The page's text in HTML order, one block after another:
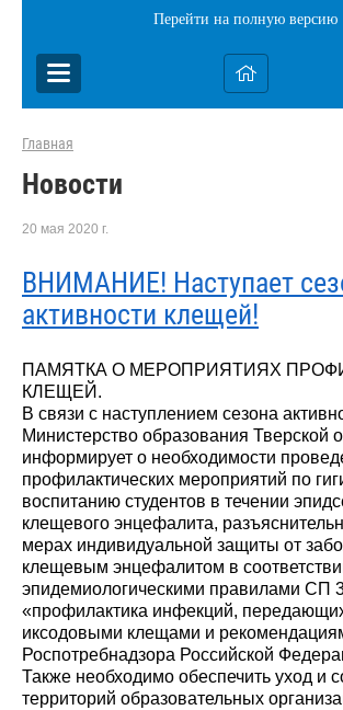
Перейти на полную версию
Главная
Новости
20 мая 2020 г.
ВНИМАНИЕ! Наступает
активности клещей!
ПАМЯТКА О МЕРОПРИЯТИЯХ
КЛЕЩЕЙ.
В связи с наступлением сезона
Министерство образования Тверской
информирует о необходимости
профилактических мероприятий по
воспитанию студентов в течении
клещевого энцефалита,
мерах индивидуальной защиты от
клещевым энцефалитом в
эпидемиологическими правилами СП
«профилактика инфекций,
иксодовыми клещами и
Роспотребнадзора Российской
Также необходимо обеспечить уход и
территорий образовательных